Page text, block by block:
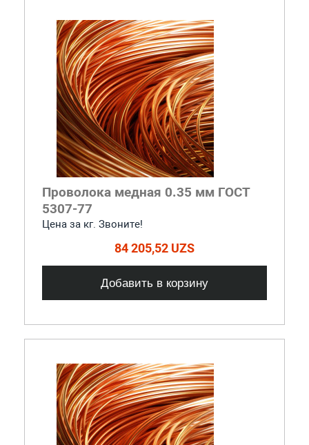
Проволока медная 0.35 мм ГОСТ
5307-77
Цена за кг. Звоните!
84 205,52 UZS
Добавить в корзину